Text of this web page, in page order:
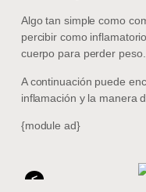
Algo tan simple como
percibir como
cuerpo para perder peso.
A continuación puede
inflamación y la manera
{module ad}
<